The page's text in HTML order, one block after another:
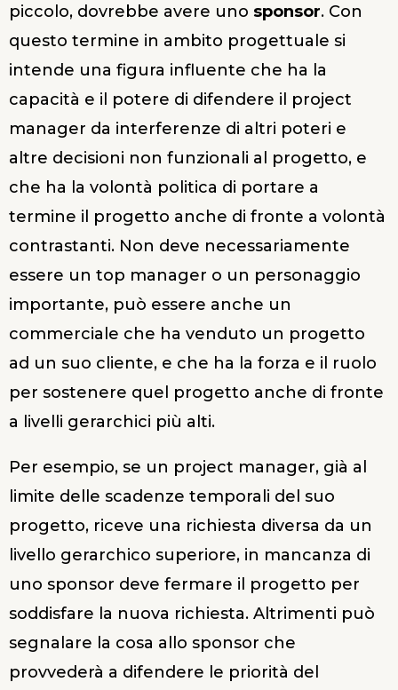
piccolo, dovrebbe avere uno sponsor. Con
questo termine in ambito progettuale si
intende una figura influente che ha la
capacità e il potere di difendere il project
manager da interferenze di altri poteri e
altre decisioni non funzionali al progetto, e
che ha la volontà politica di portare a
termine il progetto anche di fronte a volontà
contrastanti. Non deve necessariamente
essere un top manager o un personaggio
importante, può essere anche un
commerciale che ha venduto un progetto
ad un suo cliente, e che ha la forza e il ruolo
per sostenere quel progetto anche di fronte
a livelli gerarchici più alti.
Per esempio, se un project manager, già al
limite delle scadenze temporali del suo
progetto, riceve una richiesta diversa da un
livello gerarchico superiore, in mancanza di
uno sponsor deve fermare il progetto per
soddisfare la nuova richiesta. Altrimenti può
segnalare la cosa allo sponsor che
provvederà a difendere le priorità del